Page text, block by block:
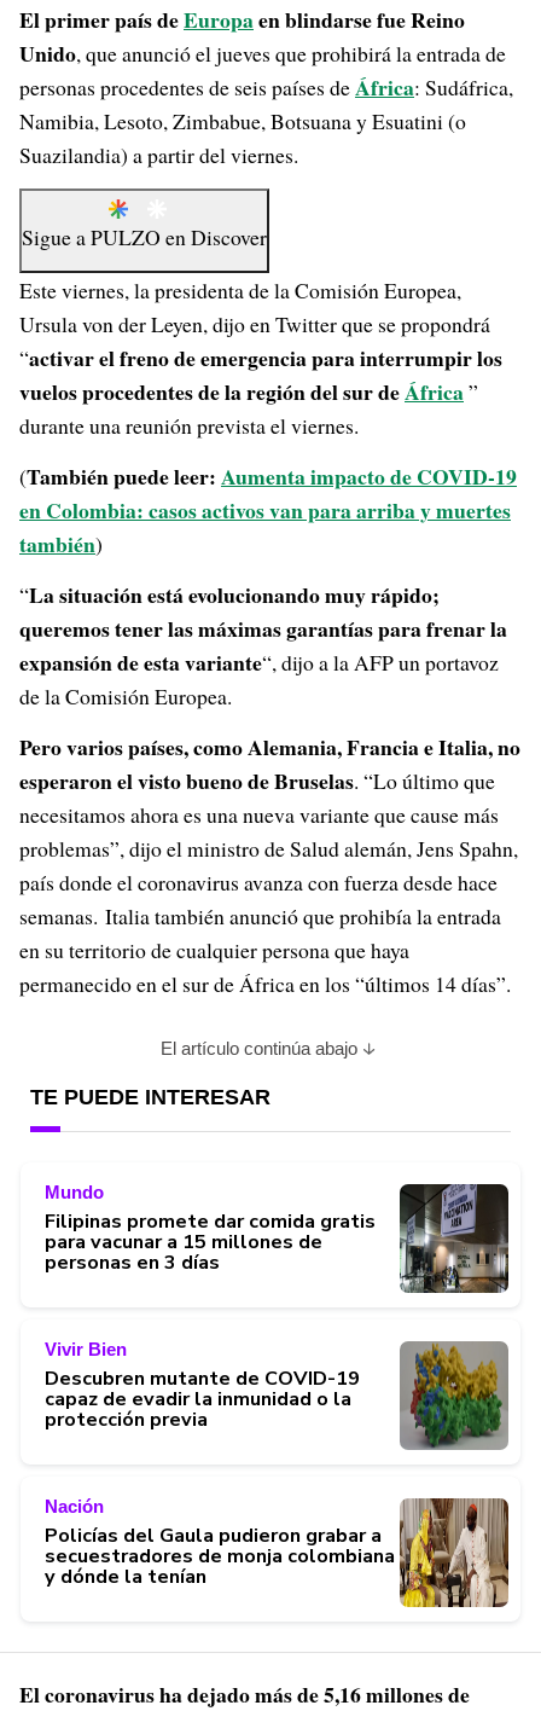
El primer país deEuropaen blindarse fue Reino
Unido, que anunció el jueves que prohibirá la entrada de
personas procedentes de seis países deÁfrica: Sudáfrica,
Namibia, Lesoto, Zimbabue, Botsuana y Esuatini (o
Suazilandia) a partir del viernes.
Sigue aPULZO enDiscover
Este viernes, la presidenta de la Comisión Europea,
Ursula von der Leyen, dijo en Twitter que se propondrá
“activar el freno de emergencia para interrumpir los
vuelos procedentes de la región del sur deÁfrica”
durante una reunión prevista el viernes.
(También puede leer:Aumenta impacto de COVID-19
en Colombia: casos activos van para arriba y muertes
también)
“La situación está evolucionando muy rápido;
queremos tener las máximas garantías para frenar la
expansión de esta variante“, dijo a la AFP un portavoz
de la Comisión Europea.
Pero varios países, como Alemania, Francia e Italia, no
esperaron el visto bueno de Bruselas. “Lo último que
necesitamos ahora es una nueva variante que cause más
problemas”, dijo el ministro de Salud alemán, Jens Spahn,
país donde el coronavirus avanza con fuerza desde hace
semanas. Italia también anunció que prohibía la entrada
en su territorio de cualquier persona que haya
permanecido en el sur de África en los “últimos 14 días”.
El artículo continúa abajo
TE PUEDE INTERESAR
Mundo
Filipinas promete dar comida gratis
para vacunar a 15 millones de
personas en 3 días
Vivir Bien
Descubren mutante de COVID-19
capaz de evadir la inmunidad o la
protección previa
Nación
Policías del Gaula pudieron grabar a
secuestradores de monja colombiana
y dónde la tenían
El coronavirus ha dejado más de 5,16 millones de